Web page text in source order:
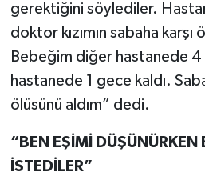
gerektiğini söylediler.
doktor kızımın sabaha
Bebeğim diğer hastanede 4
hastanede 1 gece kaldı.
ölüsünü aldım” dedi.
“BEN EŞİMİ DÜŞÜNÜRKEN
İSTEDİLER”